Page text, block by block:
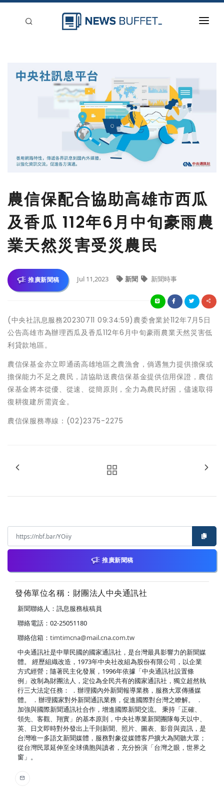
農信保配合協助高雄市西瓜
及香瓜 112年6月中旬豪雨農
業天然災害受災農民
推廣新聞稿 Jul 11,2023 新聞 新聞時事
(中央社訊息服務20230711 09:34:59)農委會業於112年7月5日
公告高雄市為辦理西瓜及香瓜112年6月中旬豪雨農業天然災害低
利貸款地區。
農信保基金亦立即通函高雄地區之農漁會，倘遇無力提供擔保或
擔保能力不足之農民，請協助送農信保基金提供信用保證，農信
保基金將本從優、從速、從簡原則，全力為農民紓困，儘速取得
復耕復建所需資金。
農信保服務專線：(02)2375-2275
推廣新聞稿
發佈單位名稱：財團法人中央通訊社
新聞聯絡人：訊息服務核稿員
聯絡電話：02-25051180
聯絡信箱： timtimcna@mail.cna.com.tw
中央通訊社是中華民國的國家通訊社，是台灣最具影響力的新聞媒
體。 經歷組織改造，1973年中央社改組為股份有限公司，以企業
方式經營；隨著民主化發展，1996年依據「中央通訊社設置條
例」改制為財團法人，定位為全民共有的國家通訊社，獨立超然執
行三大法定任務： ．辦理國內外新聞報導業務，服務大眾傳播媒
體。 ．辦理國家對外新聞通訊業務，促進國際對台灣之瞭解。 ．
加強與國際新聞通訊社合作，增進國際新聞交流。 秉持「正確、
領先、客觀、翔實」的基本原則，中央社專業新聞團隊每天以中、
英、日文即時對外發出上千則新聞、照片、圖表、影音與資訊，是
台灣唯一多語文新聞媒體，服務對象從媒體客戶擴大為閱聽大眾；
從台灣民眾延伸至全球僑胞與讀者，充分扮演「台灣之眼，世界之
窗」。